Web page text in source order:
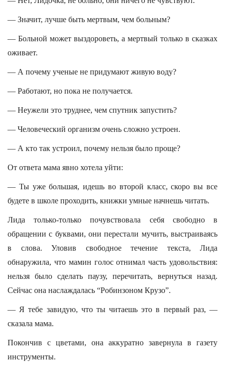
— Значит, лучше быть мертвым, чем больным?
— Больной может выздороветь, а мертвый только в сказках
оживает.
— А почему ученые не придумают живую воду?
— Работают, но пока не получается.
— Неужели это труднее, чем спутник запустить?
— Человеческий организм очень сложно устроен.
— А кто так устроил, почему нельзя было проще?
От ответа мама явно хотела уйти:
— Ты уже большая, идешь во второй класс, скоро вы все
будете в школе проходить, книжки умные начнешь читать.
Лида только-только почувствовала себя свободно в
обращении с буквами, они перестали мучить, выстраиваясь
в слова. Уловив свободное течение текста, Лида
обнаружила, что мамин голос отнимал часть удовольствия:
нельзя было сделать паузу, перечитать, вернуться назад.
Сейчас она наслаждалась “Робинзоном Крузо”.
— Я тебе завидую, что ты читаешь это в первый раз, —
сказала мама.
Покончив с цветами, она аккуратно завернула в газету
инструменты.